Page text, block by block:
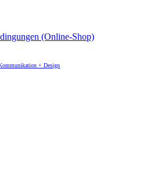
(Online-Shop)
+ Design